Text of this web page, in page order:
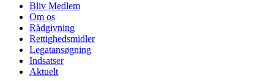
Bliv Medlem
Om os
Rådgivning
Rettighedsmidler
Legatansøgning
Indsatser
Aktuelt